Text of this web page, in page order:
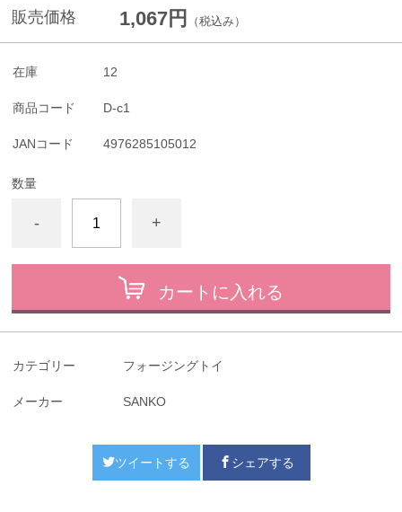
販売価格 1,067円 （税込み）
在庫 12
商品コード D-c1
JANコード 4976285105012
数量
- +
カートに入れる
カテゴリー フォージングトイ
メーカー SANKO
ツイートする シェアする